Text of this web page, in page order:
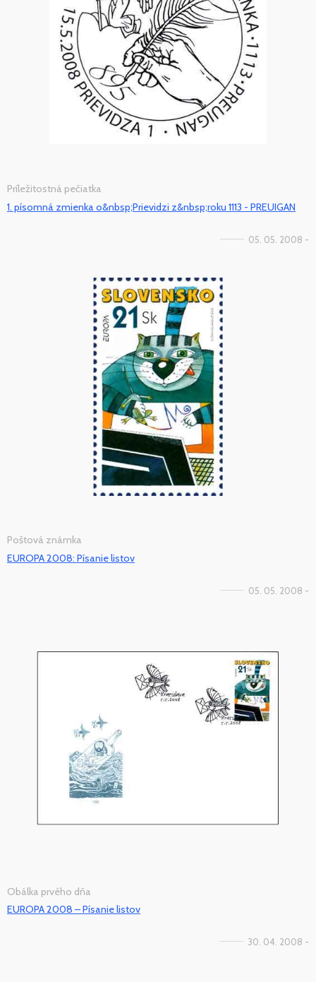
Príležitostná pečiatka
1. písomná zmienka o&nbsp;Prievidzi z&nbsp;roku 1113 - PREUIGAN
05. 05. 2008 -
Poštová známka
EUROPA 2008: Písanie listov
05. 05. 2008 -
Obálka prvého dňa
EUROPA 2008 – Písanie listov
30. 04. 2008 -